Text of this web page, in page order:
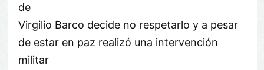
de
Virgilio Barco decide no respetarlo y a pesar
de estar en paz realizó una intervención
militar